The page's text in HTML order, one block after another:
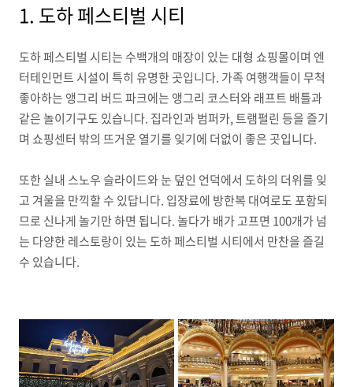
1. 도하 페스티벌 시티
도하 페스티벌 시티는 수백개의 매장이 있는 대형 쇼핑몰이며 엔
터테인먼트 시설이 특히 유명한 곳입니다. 가족 여행객들이 무척
좋아하는 앵그리 버드 파크에는 앵그리 코스터와 래프트 배틀과
같은 놀이기구도 있습니다. 집라인과 범퍼카, 트램펄린 등을 즐기
며 쇼핑센터 밖의 뜨거운 열기를 잊기에 더없이 좋은 곳입니다.
또한 실내 스노우 슬라이드와 눈 덮인 언덕에서 도하의 더위를 잊
고 겨울을 만끽할 수 있답니다. 입장료에 방한복 대여로도 포함되
므로 신나게 놀기만 하면 됩니다. 놀다가 배가 고프면 100개가 넘
는 다양한 레스토랑이 있는 도하 페스티벌 시티에서 만찬을 즐길
수 있습니다.